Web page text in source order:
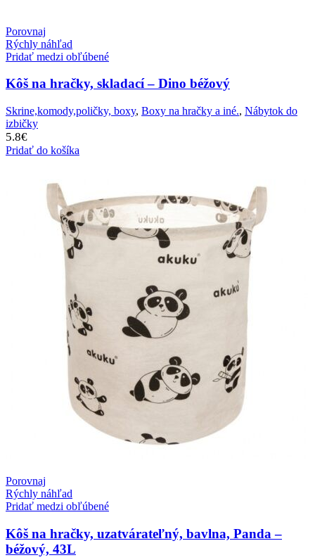
Porovnaj
Rýchly náhľad
Pridať medzi obľúbené
Kôš na hračky, skladací – Dino béžový
Skrine,komody,poličky, boxy, Boxy na hračky a iné., Nábytok do
izbičky
5.8€
Pridať do košíka
Porovnaj
Rýchly náhľad
Pridať medzi obľúbené
Kôš na hračky, uzatvárateľný, bavlna, Panda –
béžový, 43L